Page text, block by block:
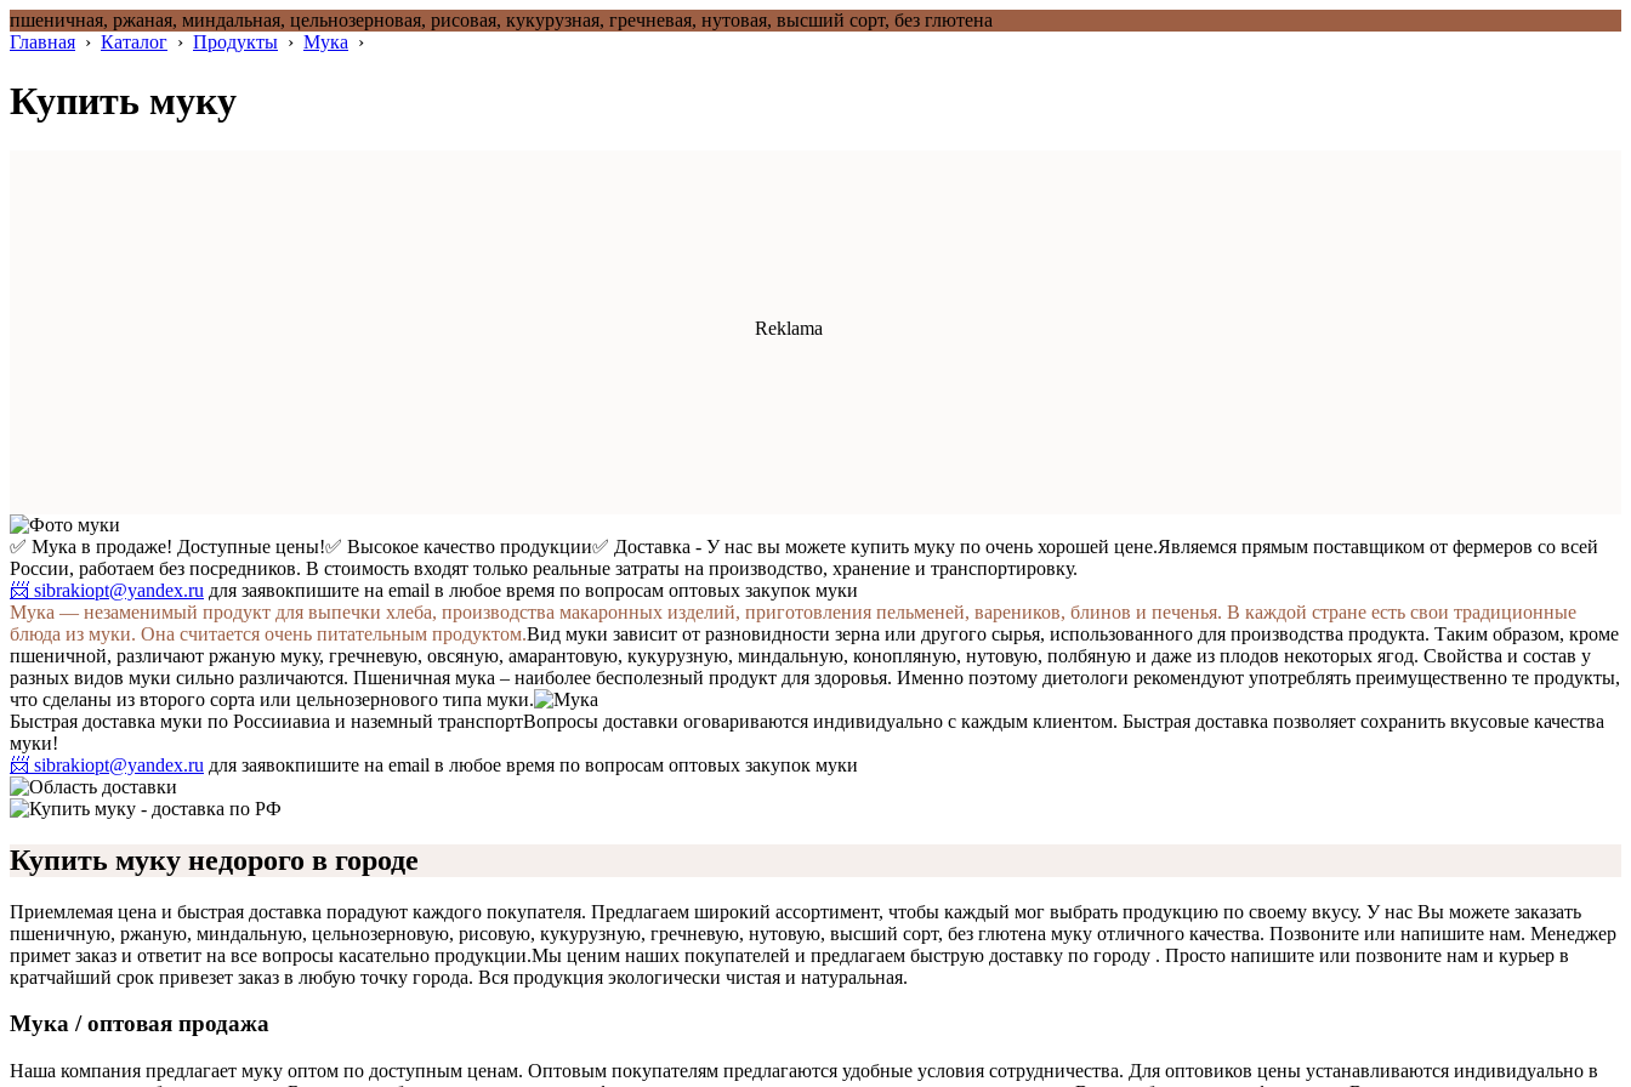
пшеничная, ржаная, миндальная, цельнозерновая, рисовая, кукурузная, гречневая, нутовая, высший сорт, без глютена
Главная › Каталог › Продукты › Мука ›
Купить муку
✅ Мука в продаже! Доступные цены!✅ Высокое качество продукции✅ Доставка - У нас вы можете купить муку по очень хорошей цене.Являемся прямым поставщиком от фермеров со всей
России, работаем без посредников. В стоимость входят только реальные затраты на производство, хранение и транспортировку.
📨 sibrakiopt@yandex.ru для заявокпишите на email в любое время по вопросам оптовых закупок муки
Мука — незаменимый продукт для выпечки хлеба, производства макаронных изделий, приготовления пельменей, вареников, блинов и печенья. В каждой стране есть свои традиционные
блюда из муки. Она считается очень питательным продуктом.Вид муки зависит от разновидности зерна или другого сырья, использованного для производства продукта. Таким образом, кроме
пшеничной, различают ржаную муку, гречневую, овсяную, амарантовую, кукурузную, миндальную, конопляную, нутовую, полбяную и даже из плодов некоторых ягод. Свойства и состав у
разных видов муки сильно различаются. Пшеничная мука – наиболее бесполезный продукт для здоровья. Именно поэтому диетологи рекомендуют употреблять преимущественно те продукты,
что сделаны из второго сорта или цельнозернового типа муки.
Быстрая доставка муки по Россииавиа и наземный транспортВопросы доставки оговариваются индивидуально с каждым клиентом. Быстрая доставка позволяет сохранить вкусовые качества
муки!
📨 sibrakiopt@yandex.ru для заявокпишите на email в любое время по вопросам оптовых закупок муки
Купить муку недорого в городе
Приемлемая цена и быстрая доставка порадуют каждого покупателя. Предлагаем широкий ассортимент, чтобы каждый мог выбрать продукцию по своему вкусу. У нас Вы можете заказать
пшеничную, ржаную, миндальную, цельнозерновую, рисовую, кукурузную, гречневую, нутовую, высший сорт, без глютена муку отличного качества. Позвоните или напишите нам. Менеджер
примет заказ и ответит на все вопросы касательно продукции.Мы ценим наших покупателей и предлагаем быструю доставку по городу . Просто напишите или позвоните нам и курьер в
кратчайший срок привезет заказ в любую точку города. Вся продукция экологически чистая и натуральная.
Мука / оптовая продажа
Наша компания предлагает муку оптом по доступным ценам. Оптовым покупателям предлагаются удобные условия сотрудничества. Для оптовиков цены устанавливаются индивидуально в